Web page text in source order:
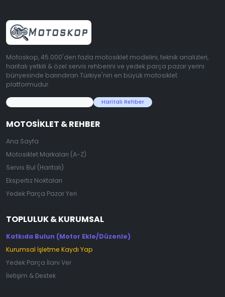
Motoskop, 45.000'den fazla motosiklet modelini, teknik analizleri,
haritalı yetkili & özel servis rehberini ve yedek parça pazar yerini
bünyesinde barındıran Türkiye'nin en büyük motosiklet
platformudur.
Haritalı Rehber
MOTOSIKLET & REHBER
Ana Sayfa
Motosiklet Markaları (A-Z)
Servis Bul (Haritalı)
Ekspertiz Noktaları
Yedek Parça Pazar Yeri
TOPLULUK & KURUMSAL
Katkıda Bulun (Motor Ekle/Düzenle)
Kurumsal İşletme Kaydı Yap
Yedek Parça İlanı Ver
İletişim & Destek